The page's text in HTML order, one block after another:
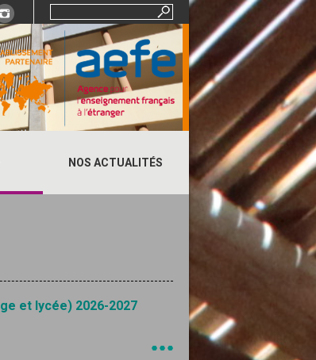
NOS ACTUALITÉS
et lycée) 2026-2027